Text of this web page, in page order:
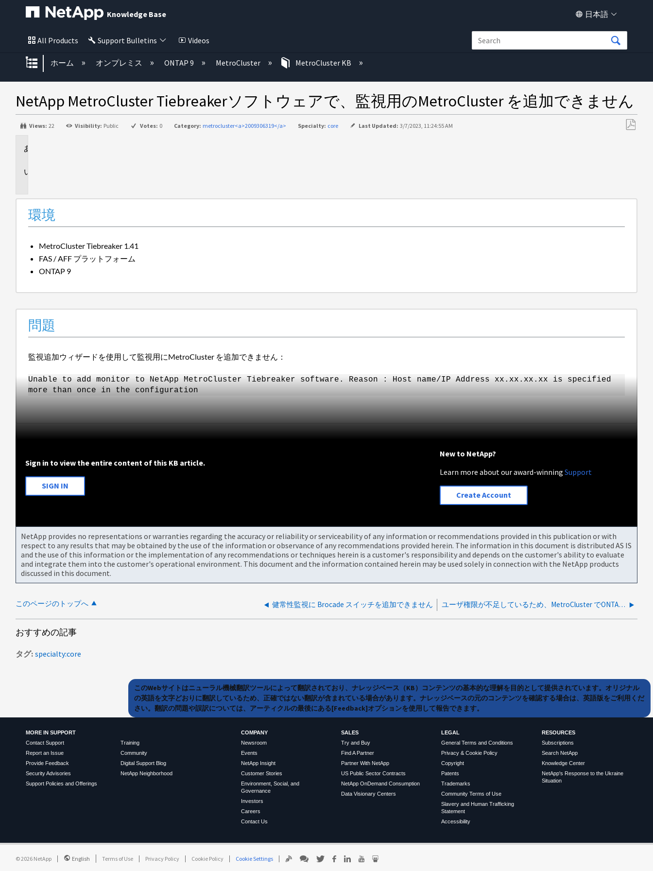
Knowledge Base 日本語
All Products Support Bulletins Videos
グローバル階層を展開/折りたたむ
ホーム オンプレミス ONTAP 9 MetroCluster MetroCluster KB
NetApp MetroCluster Tiebreakerソフトウェアで、監視用のMetroCluster を追加できません
Views: 22 Visibility: Public Votes: 0 Category: metrocluster<a>2009306319</a> Specialty: core Last Updated: 3/7/2023, 11:24:55 AM
環境
MetroCluster Tiebreaker 1.41
FAS / AFF プラットフォーム
ONTAP 9
問題
監視追加ウィザードを使用して監視用にMetroCluster を追加できません：
Unable to add monitor to NetApp MetroCluster Tiebreaker software. Reason : Host name/IP Address xx.xx.xx.xx is specified
more than once in the configuration
Sign in to view the entire content of this KB article.
SIGN IN
New to NetApp?
Learn more about our award-winningSupport
Create Account
NetApp provides no representations or warranties regarding the accuracy or reliability or serviceability of any information or recommendations provided in this publication or with
respect to any results that may be obtained by the use of the information or observance of any recommendations provided herein. The information in this document is distributed AS IS
and the use of this information or the implementation of any recommendations or techniques herein is a customer's responsibility and depends on the customer's ability to evaluate
and integrate them into the customer's operational environment. This document and the information contained herein may be used solely in connection with the NetApp products
discussed in this document.
このページのトップへ 健常性監視に Brocade スイッチを追加できません ユーザ権限が不足しているため、MetroCluster でONTAP メディエーターを追加できません
おすすめの記事
タグ specialty:core
このWebサイトはニューラル機械翻訳ツールによって翻訳されており、ナレッジベース（KB）コンテンツの基本的な理解を目的として提供されています。オリジナル
の英語を文字どおりに翻訳しているため、正確ではない翻訳が含まれている場合があります。ナレッジベースの元のコンテンツを確認する場合は、英語版をご利用くだ
さい。翻訳の問題や誤訳については、アーティクルの最後にある[Feedback]オプションを使用して報告できます。
MORE IN SUPPORT
Contact Support
Report an Issue
Provide Feedback
Security Advisories
Support Policies and Offerings
Training
Community
Digital Support Blog
NetApp Neighborhood
COMPANY
Newsroom
Events
NetApp Insight
Customer Stories
Environment, Social, and
Governance
Investors
Careers
Contact Us
SALES
Try and Buy
Find A Partner
Partner With NetApp
US Public Sector Contracts
NetApp OnDemand Consumption
Data Visionary Centers
LEGAL
General Terms and Conditions
Privacy & Cookie Policy
Copyright
Patents
Trademarks
Community Terms of Use
Slavery and Human Trafficking
Statement
Accessibility
RESOURCES
Subscriptions
Search NetApp
Knowledge Center
NetApp's Response to the Ukraine
Situation
©2026 NetApp English Terms of Use Privacy Policy Cookie Policy Cookie Settings